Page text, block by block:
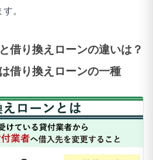
。
借り換えローンの違いは？
借り換えローンの一種